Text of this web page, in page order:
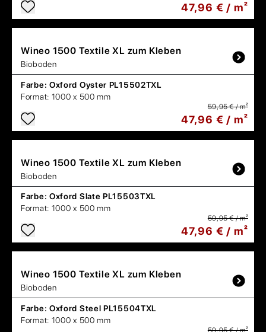
47,96 € / m²
Wineo 1500 Textile XL zum Kleben
Bioboden
Farbe: Oxford Oyster PL15502TXL
Format: 1000 x 500 mm
59,95 € / m²
47,96 € / m²
Wineo 1500 Textile XL zum Kleben
Bioboden
Farbe: Oxford Slate PL15503TXL
Format: 1000 x 500 mm
59,95 € / m²
47,96 € / m²
Wineo 1500 Textile XL zum Kleben
Bioboden
Farbe: Oxford Steel PL15504TXL
Format: 1000 x 500 mm
59,95 € / m²